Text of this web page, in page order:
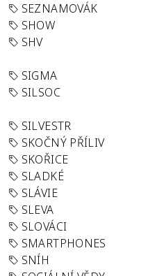
SEZNAMOVÁK
SHOW
SHV
SIGMA
SILSOC
SILVESTR
SKOČNÝ PŘÍLIV
SKOŘICE
SLADKÉ
SLÁVIE
SLEVA
SLOVÁCI
SMARTPHONES
SNÍH